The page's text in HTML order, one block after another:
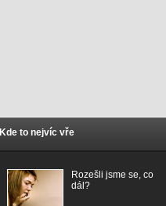
Kde to nejvíc vře
Rozešli jsme se, co
dál?